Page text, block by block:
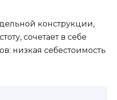
конструкции,
сочетает в себе
низкая себестоимость